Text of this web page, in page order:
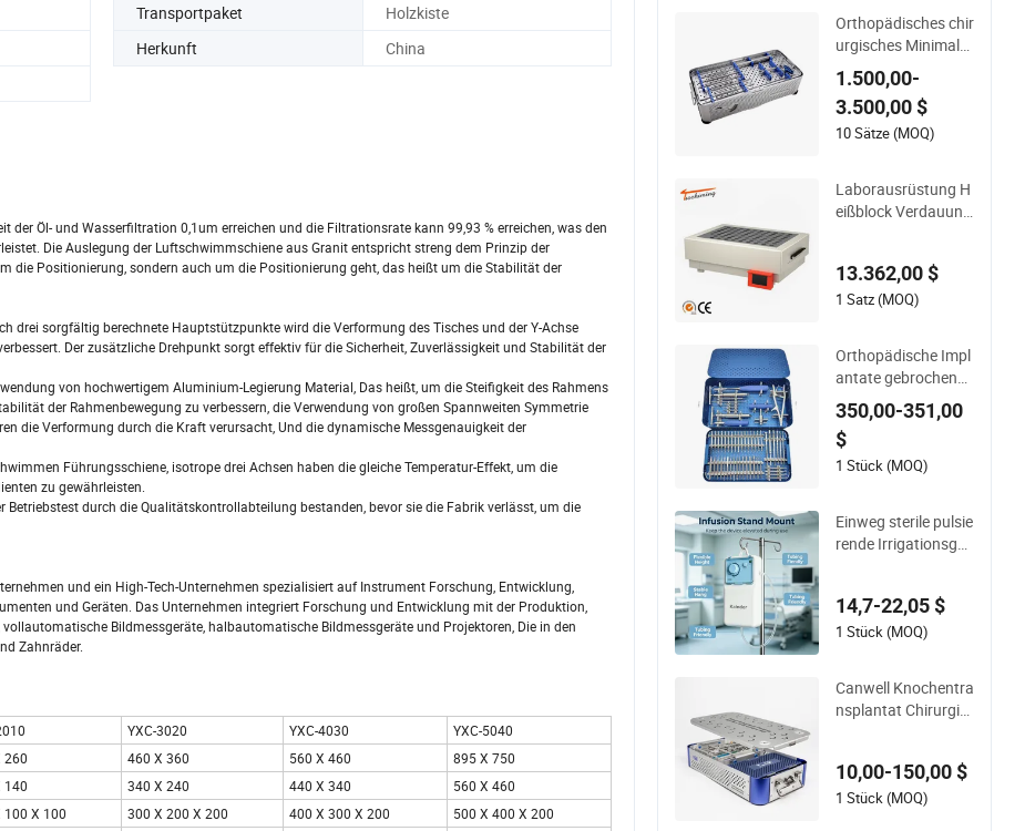
Transportpaket
Holzkiste
Herkunft
China
Öl- und Wasserfiltration 0,1um erreichen und die Filtrationsrate kann 99,93 % erreichen, was den
Die Auslegung der Luftschwimmschiene aus Granit entspricht streng dem Prinzip der
die Positionierung, sondern auch um die Positionierung geht, das heißt um die Stabilität der
drei sorgfältig berechnete Hauptstützpunkte wird die Verformung des Tisches und der Y-Achse
Der zusätzliche Drehpunkt sorgt effektiv für die Sicherheit, Zuverlässigkeit und Stabilität der
von hochwertigem Aluminium-Legierung Material, Das heißt, um die Steifigkeit des Rahmens
der Rahmenbewegung zu verbessern, die Verwendung von großen Spannweiten Symmetrie
die Verformung durch die Kraft verursacht, Und die dynamische Messgenauigkeit der
Führungsschiene, isotrope drei Achsen haben die gleiche Temperatur-Effekt, um die
zu gewährleisten.
durch die Qualitätskontrollabteilung bestanden, bevor sie die Fabrik verlässt, um die
und ein High-Tech-Unternehmen spezialisiert auf Instrument Forschung, Entwicklung,
und Geräten. Das Unternehmen integriert Forschung und Entwicklung mit der Produktion,
Bildmessgeräte, halbautomatische Bildmessgeräte und Projektoren, Die in den
Zahnräder.
YXC-3020 YXC-4030
YXC-5040
260 460 X 360 560 X 460
895 X 750
140 340 X 240 440 X 340
560 X 460
100 X 100 300 X 200 X 200 400 X 300 X 200
500 X 400 X 200
Orthopädisches chir
urgisches Minimalei
nvasive Wirbelsäule
n-Pedikelschrauben
-Instrumentenset
1.500,00-
3.500,00 $
10 Sätze (MOQ)
Laborausrüstung H
eißblock Verdauung
auung für Elementa
ranalyse
13.362,00 $
1 Satz (MOQ)
Orthopädische Impl
antate gebrochener
Nagelentferner chir
urgische medizinisc
he Ausrüstung Vers
orgung Operation g
uginstrumentensat
z
350,00-351,00
$
1 Stück (MOQ)
Einweg sterile pulsie
rende Irrigationsger
urator medizinische
s Instrument
14,7-22,05 $
1 Stück (MOQ)
Canwell Knochentra
nsplantat Chirurgis
platte Instrumenten
set
10,00-150,00 $
1 Stück (MOQ)